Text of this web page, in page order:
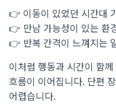
👉 이동이 있었던 시간대
👉 만남 가능성이 있는 환
👉 반복 간격이 느껴지는
이처럼 행동과 시간이 함
흐름이 이어집니다. 단편
어렵습니다.